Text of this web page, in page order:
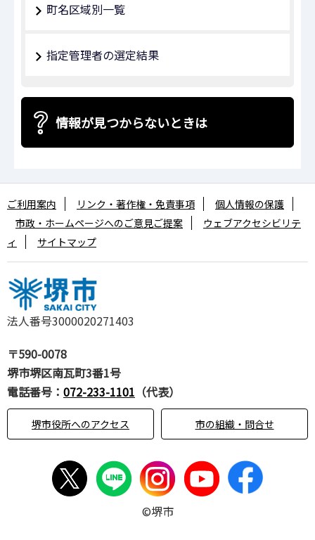
町名区域別一覧
指定管理者の選定結果
情報が見つからないときは
法人番号3000020271403
〒590-0078
堺市堺区南瓦町3番1号
電話番号： 072-233-1101 （代表）
堺市役所へのアクセス 市の組織・問合せ
ご利用案内 リンク・著作権・免責事項
個人情報の保護
市政・ホームページへのご意見ご提案
ウェブアクセシビリテ
ィ
サイトマップ
©堺市